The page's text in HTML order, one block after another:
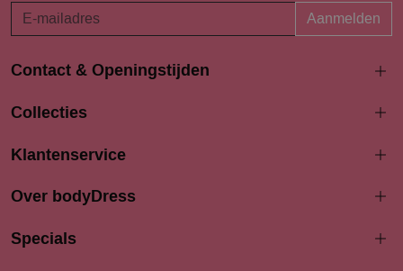
Aanmelden
Contact & Openingstijden
Langestraat 94-96
033 4690704
Openingstijden
Maandag 13:00 - 17:30
Collecties
Klantenservice
Over bodyDress
Specials